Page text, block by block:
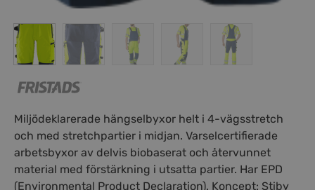
Miljödeklarerade hängselbyxor helt i 4-vägsstretch
och med stretchpartier i midjan. Varselcertifierade
arbetsbyxor av delvis biobaserat och återvunnet
material med förstärkning i utsatta partier. Har EPD
(Environmental Product Declaration). Koncept: Stiby